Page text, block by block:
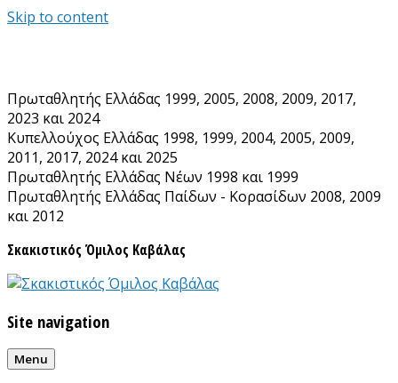
Skip to content
Πρωταθλητής Ελλάδας 1999, 2005, 2008, 2009, 2017,
2023 και 2024
Κυπελλούχος Ελλάδας 1998, 1999, 2004, 2005, 2009,
2011, 2017, 2024 και 2025
Πρωταθλητής Ελλάδας Νέων 1998 και 1999
Πρωταθλητής Ελλάδας Παίδων - Κορασίδων 2008, 2009
και 2012
Σκακιστικός Όμιλος Καβάλας
Site navigation
Menu